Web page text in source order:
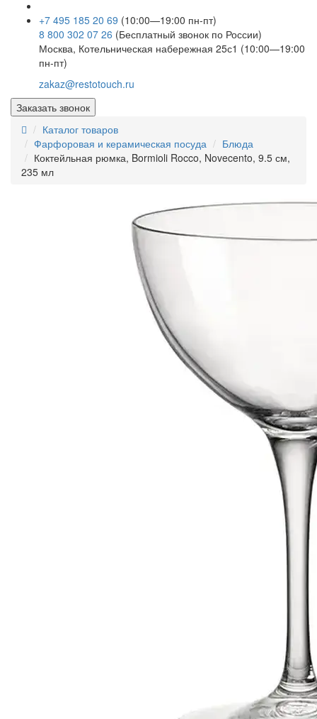
+7 495 185 20 69 (10:00—19:00 пн-пт)
8 800 302 07 26 (Бесплатный звонок по России)
Москва, Котельническая набережная 25с1 (10:00—19:00
пн-пт)
zakaz@restotouch.ru
Заказать звонок
Каталог товаров
Фарфоровая и керамическая посуда
Блюда
Коктейльная рюмка, Bormioli Rocco, Novecento, 9.5 см,
235 мл